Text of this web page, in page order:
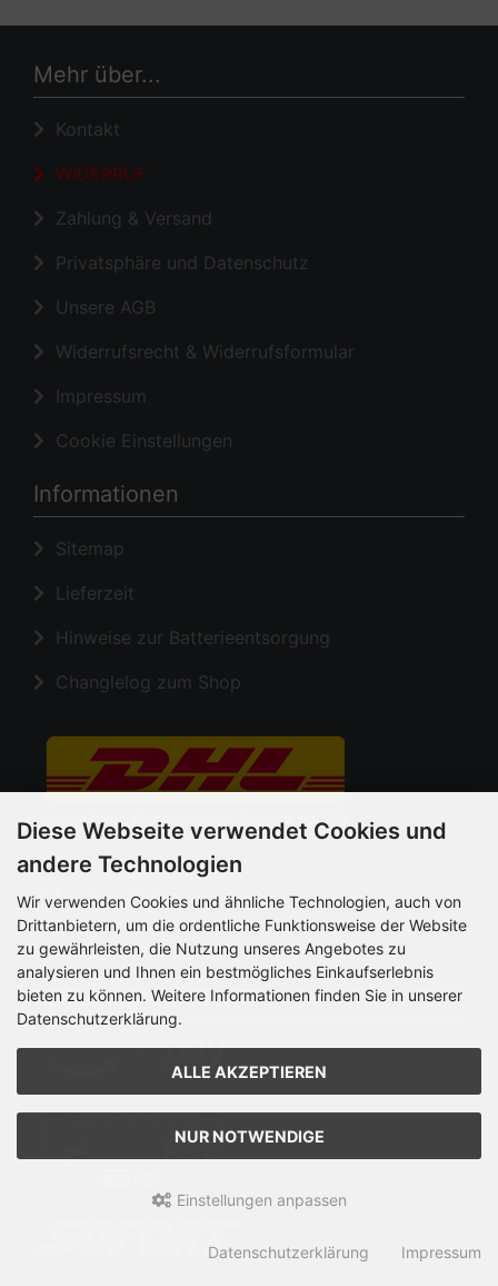
Mehr über...
Kontakt
WIDERRUF
Zahlung & Versand
Privatsphäre und Datenschutz
Unsere AGB
Widerrufsrecht & Widerrufsformular
Impressum
Cookie Einstellungen
Informationen
Sitemap
Lieferzeit
Hinweise zur Batterieentsorgung
Changlelog zum Shop
Zahlungsmethoden
Diese Webseite verwendet Cookies und
andere Technologien
Wir verwenden Cookies und ähnliche Technologien, auch von
Drittanbietern, um die ordentliche Funktionsweise der Website
zu gewährleisten, die Nutzung unseres Angebotes zu
analysieren und Ihnen ein bestmögliches Einkaufserlebnis
bieten zu können. Weitere Informationen finden Sie in unserer
Datenschutzerklärung.
ALLE AKZEPTIEREN
NUR NOTWENDIGE
Einstellungen anpassen
Datenschutzerklärung Impressum